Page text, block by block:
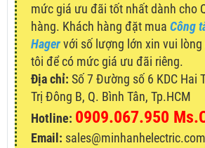
mức giá ưu đãi tốt nhất dành cho
hàng. Khách hàng đặt mua Công
Hagervới số lượng lớn xin vui
tôi để có mức giá ưu đãi riêng.
Địa chỉ: Số 7 Đường số 6 KDC Hai
Trị Đông B, Q. Bình Tân, Tp.HCM
Hotline: 0909.067.950
Email: sales@minhanhelectric.com